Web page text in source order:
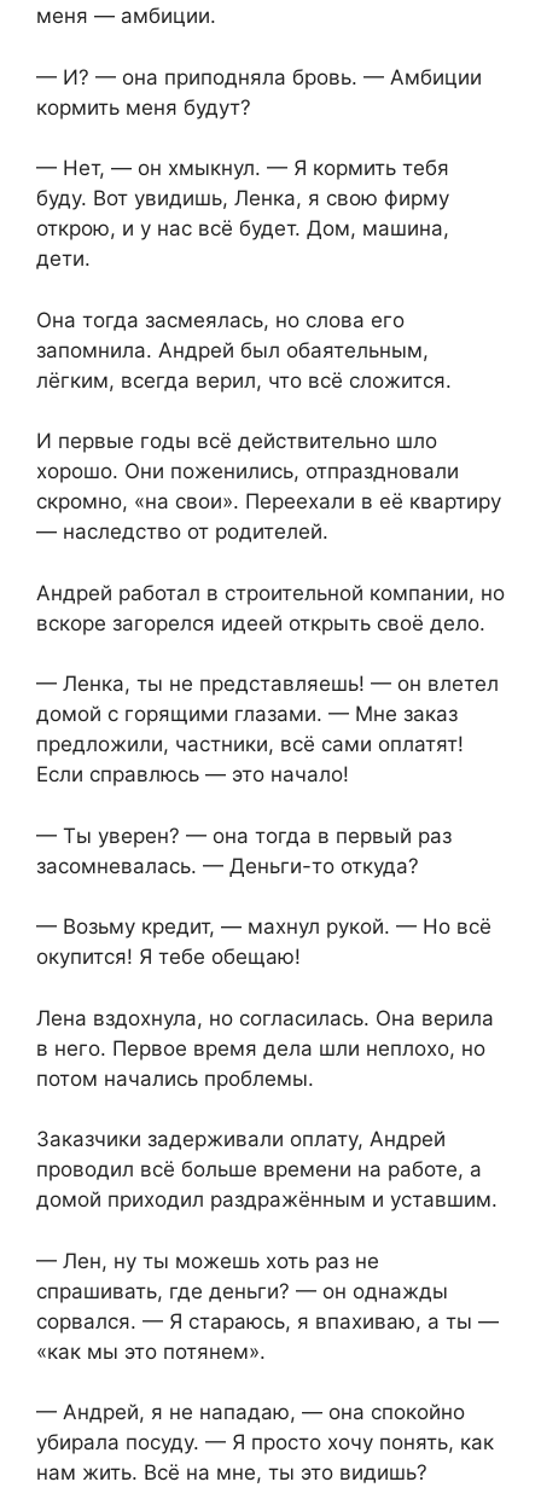
меня — амбиции.
— И? — она приподняла бровь. — Амбиции
кормить меня будут?
— Нет, — он хмыкнул. — Я кормить тебя
буду. Вот увидишь, Ленка, я свою фирму
открою, и у нас всё будет. Дом, машина,
дети.
Она тогда засмеялась, но слова его
запомнила. Андрей был обаятельным,
лёгким, всегда верил, что всё сложится.
И первые годы всё действительно шло
хорошо. Они поженились, отпраздновали
скромно, «на свои». Переехали в её квартиру
— наследство от родителей.
Андрей работал в строительной компании, но
вскоре загорелся идеей открыть своё дело.
— Ленка, ты не представляешь! — он влетел
домой с горящими глазами. — Мне заказ
предложили, частники, всё сами оплатят!
Если справлюсь — это начало!
— Ты уверен? — она тогда в первый раз
засомневалась. — Деньги-то откуда?
— Возьму кредит, — махнул рукой. — Но всё
окупится! Я тебе обещаю!
Лена вздохнула, но согласилась. Она верила
в него. Первое время дела шли неплохо, но
потом начались проблемы.
Заказчики задерживали оплату, Андрей
проводил всё больше времени на работе, а
домой приходил раздражённым и уставшим.
— Лен, ну ты можешь хоть раз не
спрашивать, где деньги? — он однажды
сорвался. — Я стараюсь, я впахиваю, а ты —
«как мы это потянем».
— Андрей, я не нападаю, — она спокойно
убирала посуду. — Я просто хочу понять, как
нам жить. Всё на мне, ты это видишь?